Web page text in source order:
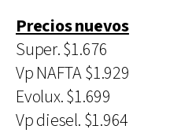
Precios nuevos
Super. $1.676
Vp NAFTA $1.929
Evolux. $1.699
Vp diesel. $1.964